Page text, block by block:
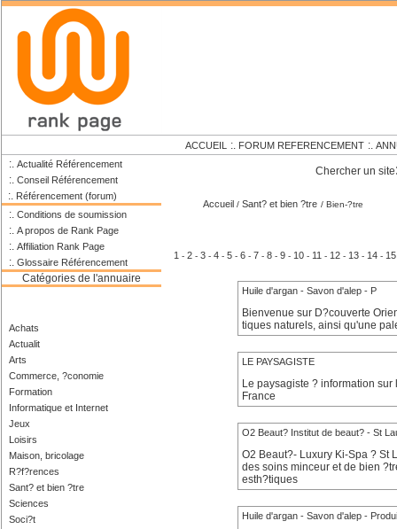
ACCUEIL :. FORUM REFERENCEMENT :.
:. Actualité Référencement
:. Conseil Référencement
:. Référencement (forum)
:. Conditions de soumission
:. A propos de Rank Page
:. Affiliation Rank Page
:. Glossaire Référencement
Catégories de l'annuaire
Achats
Actualit
Arts
Commerce, ?conomie
Formation
Informatique et Internet
Jeux
Loisirs
Maison, bricolage
R?f?rences
Sant? et bien ?tre
Sciences
Soci?t
Chercher un site
Accueil / Sant? et bien ?tre / Bien-?tre
1 - 2 - 3 - 4 - 5 - 6 - 7 - 8 - 9 - 10 - 11 - 12 - 13 - 14 - 15
Huile d'argan - Savon d'alep - P
Bienvenue sur D?couverte
tiques naturels, ainsi qu'une
LE PAYSAGISTE
Le paysagiste ? information
France
O2 Beaut? Institut de beaut? - St
O2 Beaut?- Luxury Ki-Spa ? St
des soins minceur et de bien
esth?tiques
Huile d'argan - Savon d'alep -